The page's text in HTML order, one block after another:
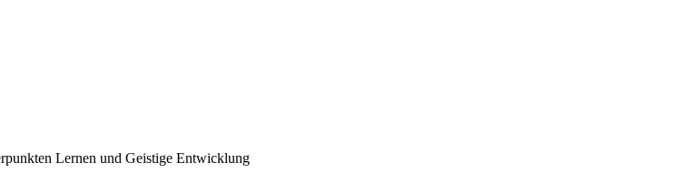
Lernen und Geistige Entwicklung